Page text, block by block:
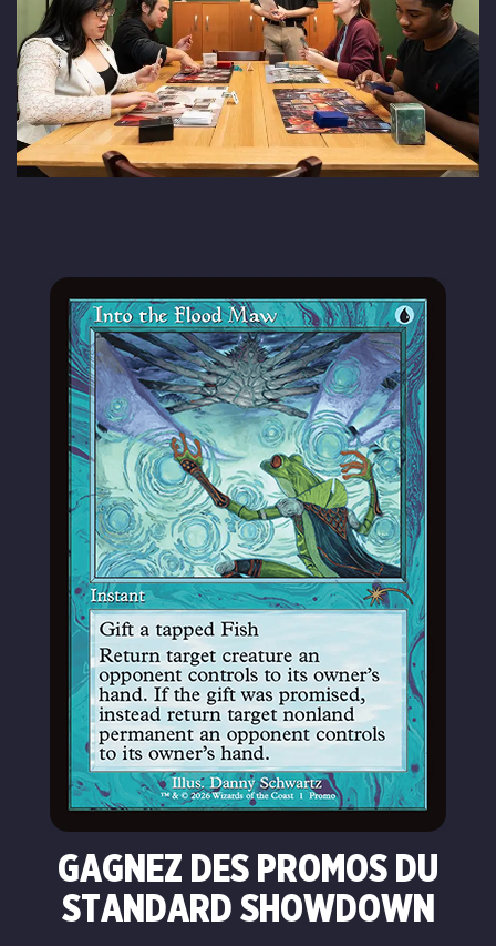
GAGNEZ DES PROMOS DU
STANDARD SHOWDOWN